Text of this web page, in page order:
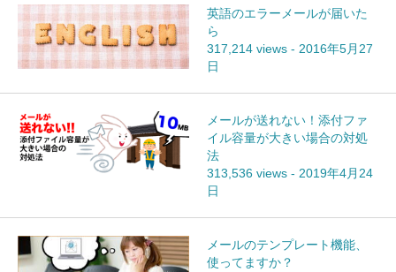
英語のエラーメールが届いた
ら
317,214 views - 2016年5月27
日
メールが送れない！添付ファ
イル容量が大きい場合の対処
法
313,536 views - 2019年4月24
日
メールのテンプレート機能、
使ってますか？